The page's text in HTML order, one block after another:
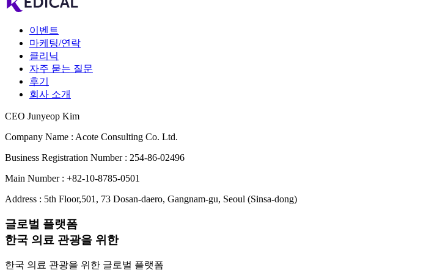
이벤트
마케팅/연락
클리닉
자주 묻는 질문
후기
회사 소개
CEO Junyeop Kim
Company Name : Acote Consulting Co. Ltd.
Business Registration Number : 254-86-02496
Main Number : +82-10-8785-0501
Address : 5th Floor,501, 73 Dosan-daero, Gangnam-gu, Seoul (Sinsa-dong)
글로벌 플랫폼
한국 의료 관광을 위한
한국 의료 관광을 위한 글로벌 플랫폼